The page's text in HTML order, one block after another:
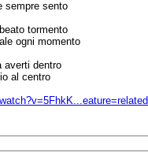
sempre sento
tormento
ogni momento
averti dentro
al centro